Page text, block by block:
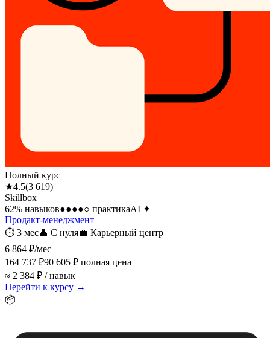
Полный курс
★4.5(3 619)
Skillbox
62% навыков●●●●○ практикаAI ✦
Продакт-менеджмент
⏱ 3 мес👤 С нуля💼 Карьерный центр
6 864 ₽/мес
164 737 ₽90 605 ₽ полная цена
≈ 2 384 ₽ / навык
Перейти к курсу →
📦